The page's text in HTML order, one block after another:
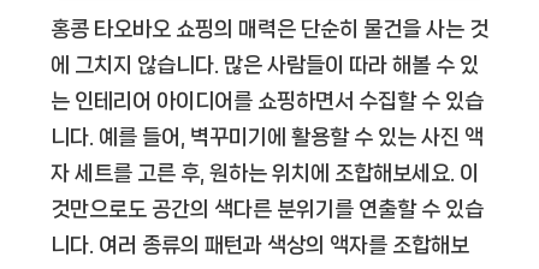
홍콩 타오바오 쇼핑의 매력은 단순히 물건을 사는 것
에 그치지 않습니다. 많은 사람들이 따라 해볼 수 있
는 인테리어 아이디어를 쇼핑하면서 수집할 수 있습
니다. 예를 들어, 벽꾸미기에 활용할 수 있는 사진 액
자 세트를 고른 후, 원하는 위치에 조합해보세요. 이
것만으로도 공간의 색다른 분위기를 연출할 수 있습
니다. 여러 종류의 패턴과 색상의 액자를 조합해보